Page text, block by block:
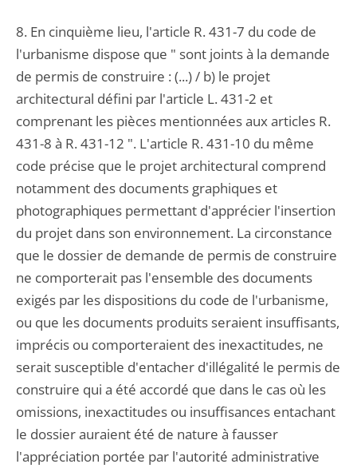
8. En cinquième lieu, l'article R. 431-7 du code de
l'urbanisme dispose que " sont joints à la demande
de permis de construire : (...) / b) le projet
architectural défini par l'article L. 431-2 et
comprenant les pièces mentionnées aux articles R.
431-8 à R. 431-12 ". L'article R. 431-10 du même
code précise que le projet architectural comprend
notamment des documents graphiques et
photographiques permettant d'apprécier l'insertion
du projet dans son environnement. La circonstance
que le dossier de demande de permis de construire
ne comporterait pas l'ensemble des documents
exigés par les dispositions du code de l'urbanisme,
ou que les documents produits seraient insuffisants,
imprécis ou comporteraient des inexactitudes, ne
serait susceptible d'entacher d'illégalité le permis de
construire qui a été accordé que dans le cas où les
omissions, inexactitudes ou insuffisances entachant
le dossier auraient été de nature à fausser
l'appréciation portée par l'autorité administrative